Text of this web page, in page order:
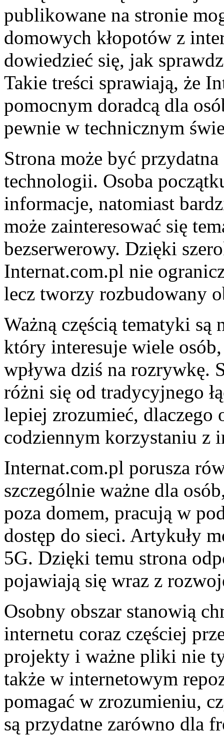
publikowane na stronie
domowych kłopotów z
dowiedzieć się, jak
Takie treści sprawiają, że
pomocnym doradcą dla
pewnie w technicznym
Strona może być
technologii. Osoba
informacje, natomiast
może zainteresować się
bezserwerowy. Dzięki
Internat.com.pl nie
lecz tworzy rozbudowany
Ważną częścią tematyki są
który interesuje wiele
wpływa dziś na rozrywkę.
różni się od tradycyjnego
lepiej zrozumieć, dlaczego
codziennym korzystaniu z
Internat.com.pl porusza
szczególnie ważne dla
poza domem, pracują w
dostęp do sieci. Artykuły
5G. Dzięki temu strona
pojawiają się wraz z
Osobny obszar stanowią
internetu coraz częściej
projekty i ważne pliki nie
także w internetowym
pomagać w zrozumieniu,
są przydatne zarówno dla